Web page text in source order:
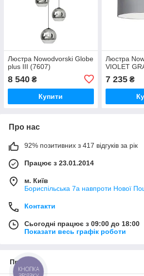
Люстра Nowodvorski Globe
plus III (7607)
8 540 ₴
Купити
Люстра
VIOLET
7 235₴
Про нас
92% позитивних з 417 відгуків за рік
Працює з 23.01.2014
м. Київ
Бориспільська 7а навпроти Нової
Контакти
Сьогодні працює з 09:00 до 18:00
Показати весь графік роботи
Про нас
КНОПКА